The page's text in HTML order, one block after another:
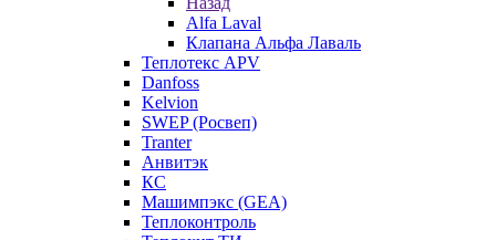
Alfa Laval
Клапана Альфа Лаваль
Теплотекс APV
Danfoss
Kelvion
SWEP (Росвеп)
Tranter
Анвитэк
КС
Машимпэкс (GEA)
Теплоконтроль